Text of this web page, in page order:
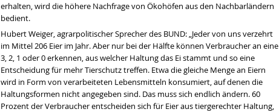
erhalten, wird die höhere Nachfrage von Ökohöfen aus den Nachbarländern
bedient.
Hubert Weiger, agrarpolitischer Sprecher des BUND: „Jeder von uns verzehrt
im Mittel 206 Eier im Jahr. Aber nur bei der Hälfte können Verbraucher an
3, 2, 1 oder 0 erkennen, aus welcher Haltung das Ei stammt und so eine
Entscheidung für mehr Tierschutz treffen. Etwa die gleiche Menge an Eiern
wird in Form von verarbeiteten Lebensmitteln konsumiert, auf denen die
Haltungsformen nicht angegeben sind. Das muss sich endlich ändern. 60
Prozent der Verbraucher entscheiden sich für Eier aus tiergerechter Haltung,